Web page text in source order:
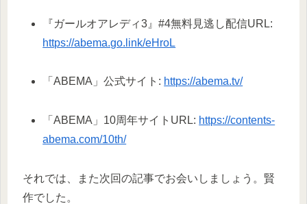
『ガールオアレディ3』#4無料見逃し配信URL:
https://abema.go.link/eHroL
「ABEMA」公式サイト: https://abema.tv/
「ABEMA」10周年サイトURL: https://contents-
abema.com/10th/
それでは、また次回の記事でお会いしましょう。賢
作でした。